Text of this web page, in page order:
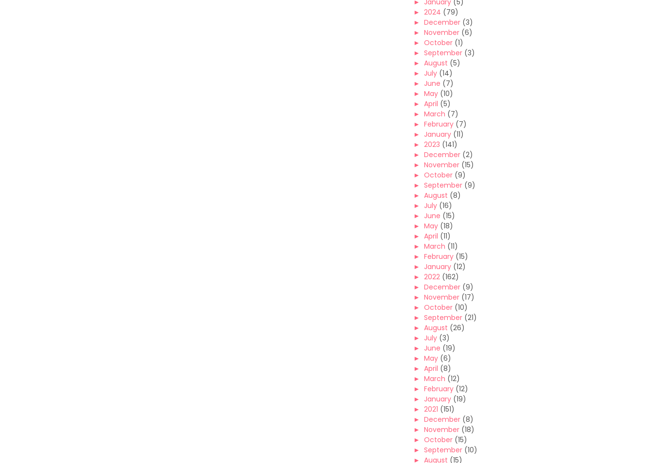
► January (5)
► 2024 (79)
► December (3)
► November (6)
► October (1)
► September (3)
► August (5)
► July (14)
► June (7)
► May (10)
► April (5)
► March (7)
► February (7)
► January (11)
► 2023 (141)
► December (2)
► November (15)
► October (9)
► September (9)
► August (8)
► July (16)
► June (15)
► May (18)
► April (11)
► March (11)
► February (15)
► January (12)
► 2022 (162)
► December (9)
► November (17)
► October (10)
► September (21)
► August (26)
► July (3)
► June (19)
► May (6)
► April (8)
► March (12)
► February (12)
► January (19)
► 2021 (151)
► December (8)
► November (18)
► October (15)
► September (10)
► August (15)